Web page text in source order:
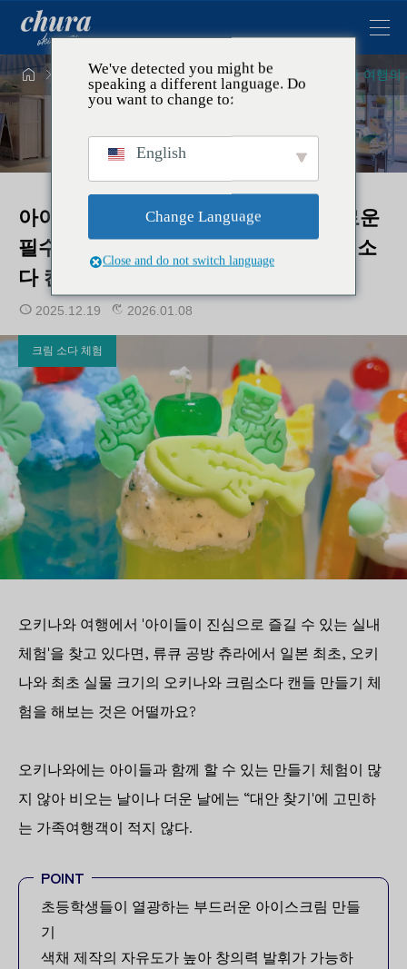
 크림 소다 체험 아이와 함께하는 오키나와 여행
아이와 함께하는 오키나와 여행의 새로운
필수 코스! 초등학생이 푹 빠지는 크림 소
다 캔들 만들기 체험
2025.12.19 2026.01.08
크림 소다 체험
오키나와 여행에서 '아이들이 진심으로 즐길 수 있는 실내
체험'을 찾고 있다면, 류큐 공방 츄라에서 일본 최초, 오키
나와 최초 실물 크기의 오키나와 크림소다 캔들 만들기 체
험을 해보는 것은 어떨까요?
오키나와에는 아이들과 함께 할 수 있는 만들기 체험이 많
지 않아 비오는 날이나 더운 날에는 “대안 찾기'에 고민하
는 가족여행객이 적지 않다.
POINT
초등학생들이 열광하는 부드러운 아이스크림 만들
기
색채 제작의 자유도가 높아 창의력 발휘가 가능하
We've detected you might be
speaking a different language. Do
you want to change to:
English
Change Language
Close and do not switch language